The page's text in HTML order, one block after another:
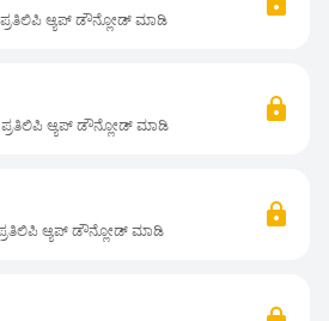
ಪ್ರತಿಲಿಪಿ ಆ್ಯಪ್ ಡೌನ್ಲೋಡ್ ಮಾಡಿ
ಪ್ರತಿಲಿಪಿ ಆ್ಯಪ್ ಡೌನ್ಲೋಡ್ ಮಾಡಿ
ಆ್ಯಪ್ ಡೌನ್ಲೋಡ್ ಮಾಡಿ